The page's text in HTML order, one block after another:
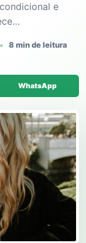
e
8 min de leitura
WhatsApp